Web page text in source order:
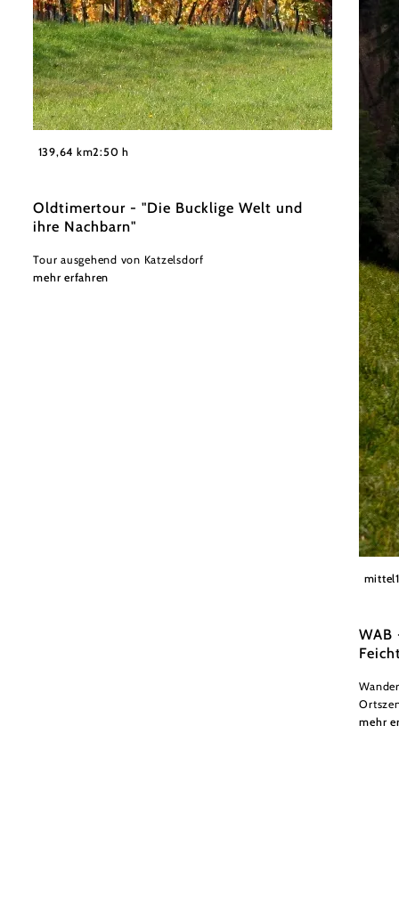
Wiener Alpen in Niederösterreich
139,64 km2:50 h
Oldtimertour - "Die Bucklige Welt und
ihre Nachbarn"
Tour ausgehend von Katzelsdorf
mehr erfahren
©
mittel
WAB
mehr